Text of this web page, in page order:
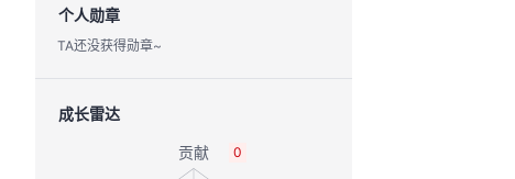
个人勋章
TA还没获得勋章~
成长雷达
0